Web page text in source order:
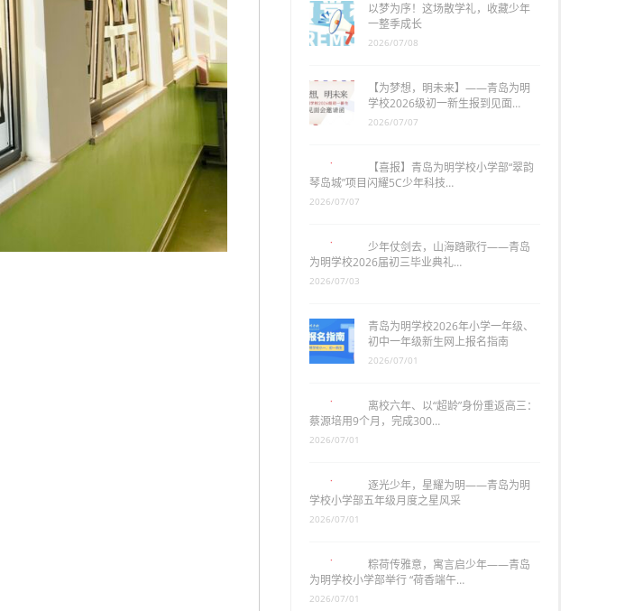
以梦为序！这场散学礼，收藏少年
一整季成长
2026/07/08
【为梦想，明未来】——青岛为明
学校2026级初一新生报到见面…
2026/07/07
【喜报】青岛为明学校小学部“翠韵
琴岛城”项目闪耀5C少年科技…
少年仗剑去，山海踏歌行——青岛
为明学校2026届初三毕业典礼…
青岛为明学校2026年小学一年级、
初中一年级新生网上报名指南
2026/07/01
离校六年、以“超龄”身份重返高三：
蔡源培用9个月，完成300…
逐光少年，星耀为明——青岛为明
学校小学部五年级月度之星风采
粽荷传雅意，寓言启少年——青岛
为明学校小学部举行 “荷香端午…